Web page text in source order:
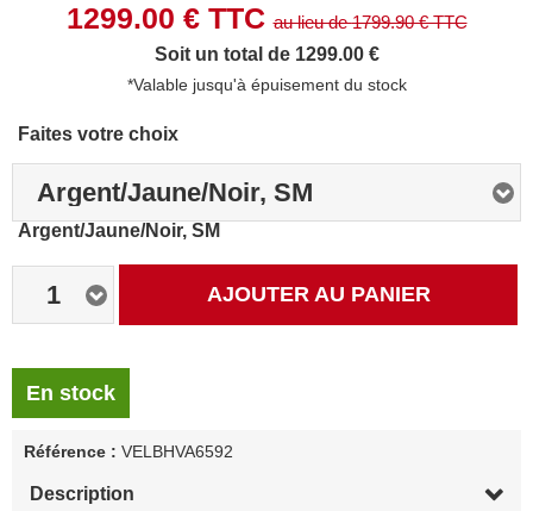
1299.00 € TTCau lieu de1799.90€ TTC
Soit un total de 1299.00 €
*Valable jusqu'à épuisement du stock
Faites votre choix
Argent/Jaune/Noir, SM
Argent/Jaune/Noir, SM
1 AJOUTER AU PANIER
En stock
Référence : VELBHVA6592
Description